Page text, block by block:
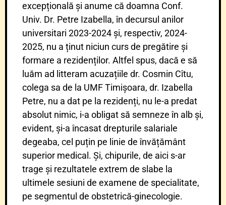
excepțională și anume că doamna Conf.
Univ. Dr. Petre Izabella, în decursul anilor
universitari 2023-2024 și, respectiv, 2024-
2025, nu a ținut niciun curs de pregătire și
formare a rezidenților. Altfel spus, dacă e să
luăm ad litteram acuzațiile dr. Cosmin Cîtu,
colega sa de la UMF Timișoara, dr. Izabella
Petre, nu a dat pe la rezidenți, nu le-a predat
absolut nimic, i-a obligat să semneze în alb și,
evident, și-a încasat drepturile salariale
degeaba, cel puțin pe linie de învățământ
superior medical. Și, chipurile, de aici s-ar
trage și rezultatele extrem de slabe la
ultimele sesiuni de examene de specialitate,
pe segmentul de obstetrică-ginecologie.